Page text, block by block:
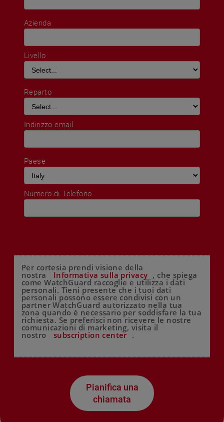
Azienda
Livello
Reparto
Indirizzo email
Paese
Numero di Telefono
Per cortesia prendi visione della
nostra Informativa sulla privacy , che spiega
come WatchGuard raccoglie e utilizza i dati
personali. Tieni presente che i tuoi dati
personali possono essere condivisi con un
partner WatchGuard autorizzato nella tua
zona quando è necessario per soddisfare la tua
richiesta. Se preferisci non ricevere le nostre
comunicazioni di marketing, visita il
nostro subscription center .
Pianifica una
chiamata